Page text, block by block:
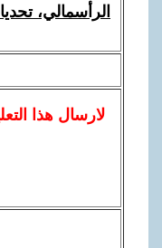
الرأسمالي،
لارسالهذا